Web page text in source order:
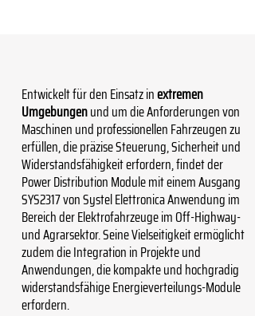
Entwickelt für den Einsatz inextremen
Umgebungenund um die Anforderungen von
Maschinen und professionellen Fahrzeugen zu
erfüllen, die präzise Steuerung, Sicherheit und
Widerstandsfähigkeit erfordern, findet der
Power Distribution Module mit einem Ausgang
SYS2317 von Systel Elettronica Anwendung im
Bereich der Elektrofahrzeuge im Off-Highway-
und Agrarsektor. Seine Vielseitigkeit ermöglicht
zudem die Integration in Projekte und
Anwendungen, die kompakte und hochgradig
widerstandsfähige Energieverteilungs-Module
erfordern.